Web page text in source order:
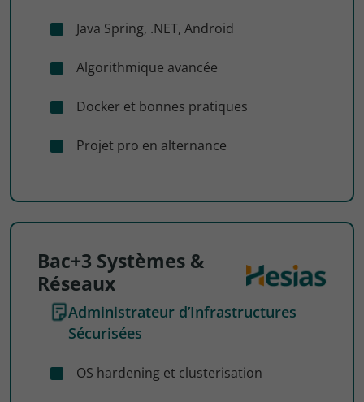
Java Spring, .NET, Android
Algorithmique avancée
Docker et bonnes pratiques
Projet pro en alternance
Bac+3 Systèmes &
Réseaux
Administrateur d’Infrastructures
Sécurisées
OS hardening et clusterisation